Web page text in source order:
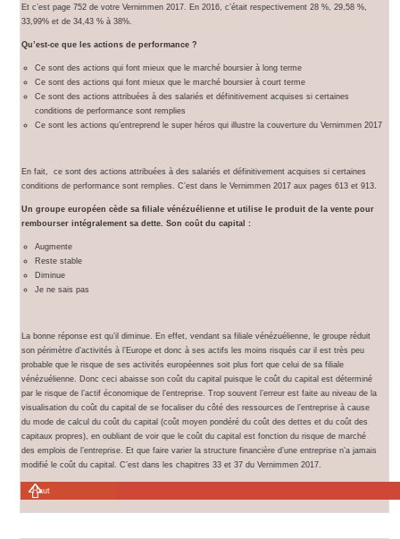
Et c’est page 752 de votre Vernimmen 2017. En 2016, c’était respectivement 28 %, 29,58 %,
33,99% et de 34,43 % à 38%.
Qu’est-ce que les actions de performance ?
Ce sont des actions qui font mieux que le marché boursier à long terme
Ce sont des actions qui font mieux que le marché boursier à court terme
Ce sont des actions attribuées à des salariés et définitivement acquises si certaines
conditions de performance sont remplies
Ce sont les actions qu’entreprend le super héros qui illustre la couverture du Vernimmen 2017
En fait, ce sont des actions attribuées à des salariés et définitivement acquises si certaines
conditions de performance sont remplies. C’est dans le Vernimmen 2017 aux pages 613 et 913.
Un groupe européen cède sa filiale vénézuélienne et utilise le produit de la vente pour
rembourser intégralement sa dette. Son coût du capital :
Augmente
Reste stable
Diminue
Je ne sais pas
La bonne réponse est qu’il diminue. En effet, vendant sa filiale vénézuélienne, le groupe réduit
son périmètre d’activités à l’Europe et donc à ses actifs les moins risqués car il est très peu
probable que le risque de ses activités européennes soit plus fort que celui de sa filiale
vénézuélienne. Donc ceci abaisse son coût du capital puisque le coût du capital est déterminé
par le risque de l’actif économique de l’entreprise. Trop souvent l’erreur est faite au niveau de la
visualisation du coût du capital de se focaliser du côté des ressources de l’entreprise à cause
du mode de calcul du coût du capital (coût moyen pondéré du coût des dettes et du coût des
capitaux propres), en oubliant de voir que le coût du capital est fonction du risque de marché
des emplois de l’entreprise. Et que faire varier la structure financière d’une entreprise n’a jamais
modifié le coût du capital. C’est dans les chapitres 33 et 37 du Vernimmen 2017.
Haut